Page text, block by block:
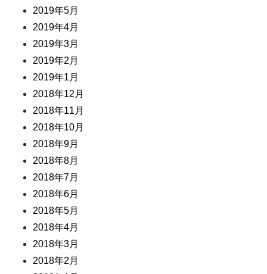
2019年5月
2019年4月
2019年3月
2019年2月
2019年1月
2018年12月
2018年11月
2018年10月
2018年9月
2018年8月
2018年7月
2018年6月
2018年5月
2018年4月
2018年3月
2018年2月